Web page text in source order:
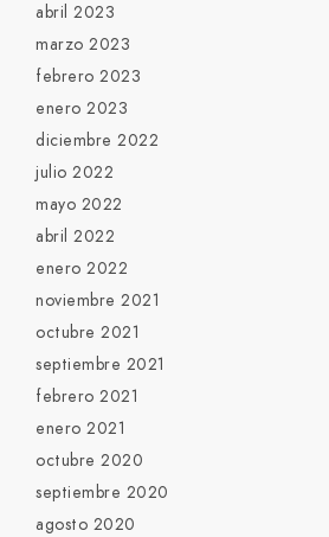
abril 2023
marzo 2023
febrero 2023
enero 2023
diciembre 2022
julio 2022
mayo 2022
abril 2022
enero 2022
noviembre 2021
octubre 2021
septiembre 2021
febrero 2021
enero 2021
octubre 2020
septiembre 2020
agosto 2020